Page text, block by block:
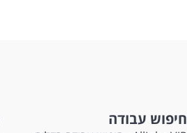
חיפוש עבודה